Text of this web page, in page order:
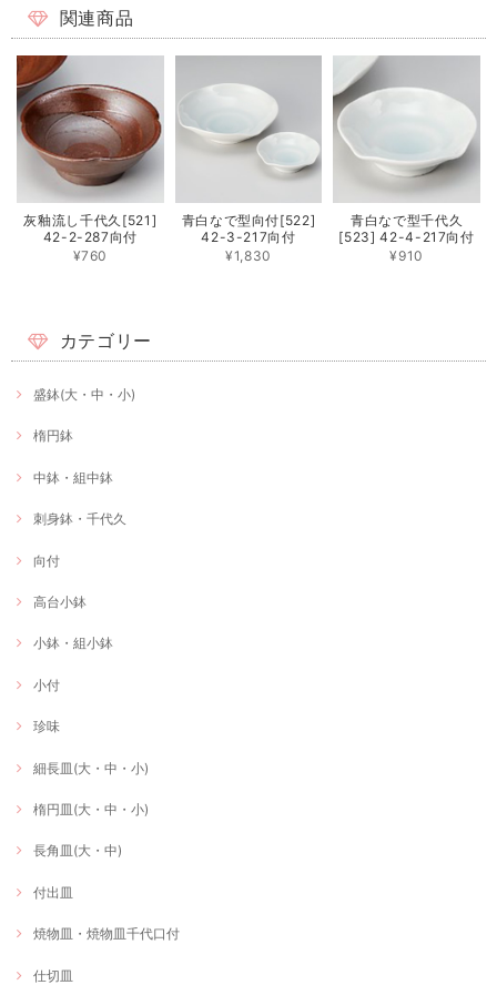
関連商品
灰釉流し千代久[521]
42-2-287向付
¥760
青白なで型向付[522]
42-3-217向付
¥1,830
青白なで型千代久
[523] 42-4-217向付
¥910
カテゴリー
盛鉢(大・中・小)
楕円鉢
中鉢・組中鉢
刺身鉢・千代久
向付
高台小鉢
小鉢・組小鉢
小付
珍味
細長皿(大・中・小)
楕円皿(大・中・小)
長角皿(大・中)
付出皿
焼物皿・焼物皿千代口付
仕切皿